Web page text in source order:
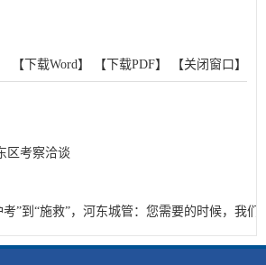
【下载Word】 【下载PDF】 【关闭窗口】
区考察洽谈
”到“施救”，河东城管：您需要的时候，我们